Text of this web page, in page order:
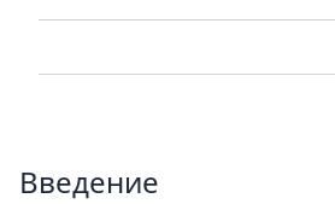
Введение